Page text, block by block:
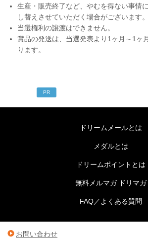
生産・販売終了など、やむを得ない事情
し替えさせていただく場合がございます。
当選権利の譲渡はできません。
賞品の発送は、当選発表より1ヶ月～1ヶ
ります。
PR
ドリームメールとは
メダルとは
ドリームポイントとは
無料メルマガ ドリマガ
FAQ／よくある質問
お問い合わせ